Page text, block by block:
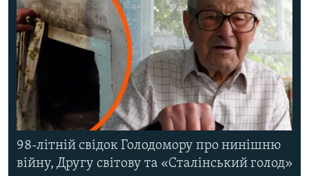
98-літній свідок Голодомору про нинішню
війну, Другу світову та «Сталінський голод»